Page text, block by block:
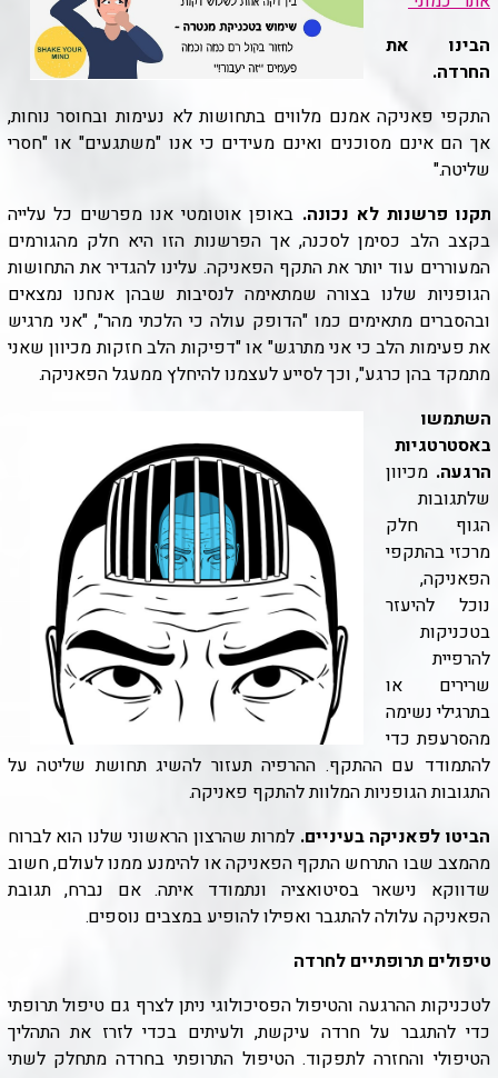
הבינו את
החרדה.
התקפי פאניקה אמנם מלווים בתחושות לא נעימות ובחוסר נוחות,
אך הם אינם מסוכנים ואינם מעידים כי אנו "משתגעים" או "חסרי
שליטה".
תקנו פרשנות לא נכונה. באופן אוטומטי אנו מפרשים כל עלייה
בקצב הלב כסימן לסכנה, אך הפרשנות הזו היא חלק מהגורמים
המעוררים עוד יותר את התקף הפאניקה. עלינו להגדיר את התחושות
הגופניות שלנו בצורה שמתאימה לנסיבות שבהן אנחנו נמצאים
ובהסברים מתאימים כמו "הדופק עולה כי הלכתי מהר", "אני מרגיש
את פעימות הלב כי אני מתרגש" או "דפיקות הלב חזקות מכיוון שאני
מתמקד בהן כרגע", וכך לסייע לעצמנו להיחלץ ממעגל הפאניקה.
השתמשו
באסטרטגיות
הרגעה. מכיוון
שלתגובות
הגוף חלק
מרכזי בהתקפי
הפאניקה,
נוכל להיעזר
בטכניקות
להרפיית
שרירים או
בתרגילי נשימה
מהסרעפת כדי
להתמודד עם ההתקף. ההרפיה תעזור להשיג תחושת שליטה על
התגובות הגופניות המלוות להתקף פאניקה.
הביטו לפאניקה בעיניים. למרות שהרצון הראשוני שלנו הוא לברוח
מהמצב שבו התרחש התקף הפאניקה או להימנע ממנו לעולם, חשוב
שדווקא נישאר בסיטואציה ונתמודד איתה. אם נברח, תגובת
הפאניקה עלולה להתגבר ואפילו להופיע במצבים נוספים.
טיפולים תרופתיים לחרדה
לטכניקות ההרגעה והטיפול הפסיכולוגי ניתן לצרף גם טיפול תרופתי
כדי להתגבר על חרדה עיקשת, ולעיתים בכדי לזרז את התהליך
הטיפולי והחזרה לתפקוד. הטיפול התרופתי בחרדה מתחלק לשתי